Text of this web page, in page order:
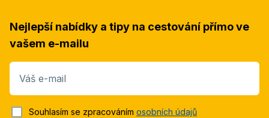
Nejlepší nabídky a tipy na cestování přímo ve
vašem e-mailu
Váš e-mail
Souhlasím se zpracováním osobních údajů